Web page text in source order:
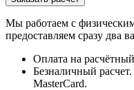
Мы работаем с
предоставляем сразу два
Оплата на
Безналичный
MasterCard.